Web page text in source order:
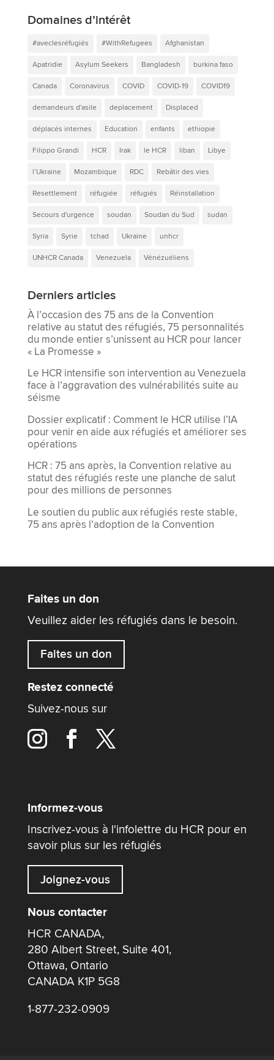
Domaines d’intérêt
#aveclesréfugiés #WithRefugees Afghanistan
Apatridie Asylum Seekers Bangladesh burkina faso
Canada Coronavirus COVID COVID-19 COVID19
demandeurs d'asile deplacement Displaced
déplacés internes Education enfants ethiopie
Filippo Grandi HCR Irak le HCR liban Libye
l’Ukraine Mozambique RDC Rebâtir des vies
Resettlement réfugiée réfugiés Réinstallation
Secours d'urgence soudan Soudan du Sud sudan
Syria Syrie tchad Ukraine unhcr
UNHCR Canada Venezuela Vénézuéliens
Derniers articles
À l’occasion des 75 ans de la Convention
relative au statut des réfugiés, 75 personnalités
du monde entier s’unissent au HCR pour lancer
« La Promesse »
Le HCR intensifie son intervention au Venezuela
face à l’aggravation des vulnérabilités suite au
séisme
Dossier explicatif : Comment le HCR utilise l’IA
pour venir en aide aux réfugiés et améliorer ses
opérations
HCR : 75 ans après, la Convention relative au
statut des réfugiés reste une planche de salut
pour des millions de personnes
Le soutien du public aux réfugiés reste stable,
75 ans après l’adoption de la Convention
Faites un don
Veuillez aider les réfugiés dans le besoin.
Faites un don
Restez connecté
Suivez-nous sur
Informez-vous
Inscrivez-vous à l'infolettre du HCR pour en
savoir plus sur les réfugiés
Joignez-vous
Nous contacter
HCR CANADA,
280 Albert Street, Suite 401,
Ottawa, Ontario
CANADA K1P 5G8
1-877-232-0909